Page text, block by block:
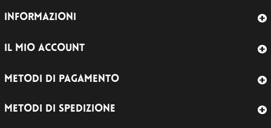
INFORMAZIONI
IL MIO ACCOUNT
METODI DI PAGAMENTO
METODI DI SPEDIZIONE